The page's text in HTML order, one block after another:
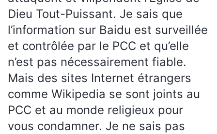
Dieu Tout-Puissant. Je sais que
l’information sur Baidu est surveillée
et contrôlée par le PCC et qu’elle
n’est pas nécessairement fiable.
Mais des sites Internet étrangers
comme Wikipedia se sont joints au
PCC et au monde religieux pour
vous condamner. Je ne sais pas